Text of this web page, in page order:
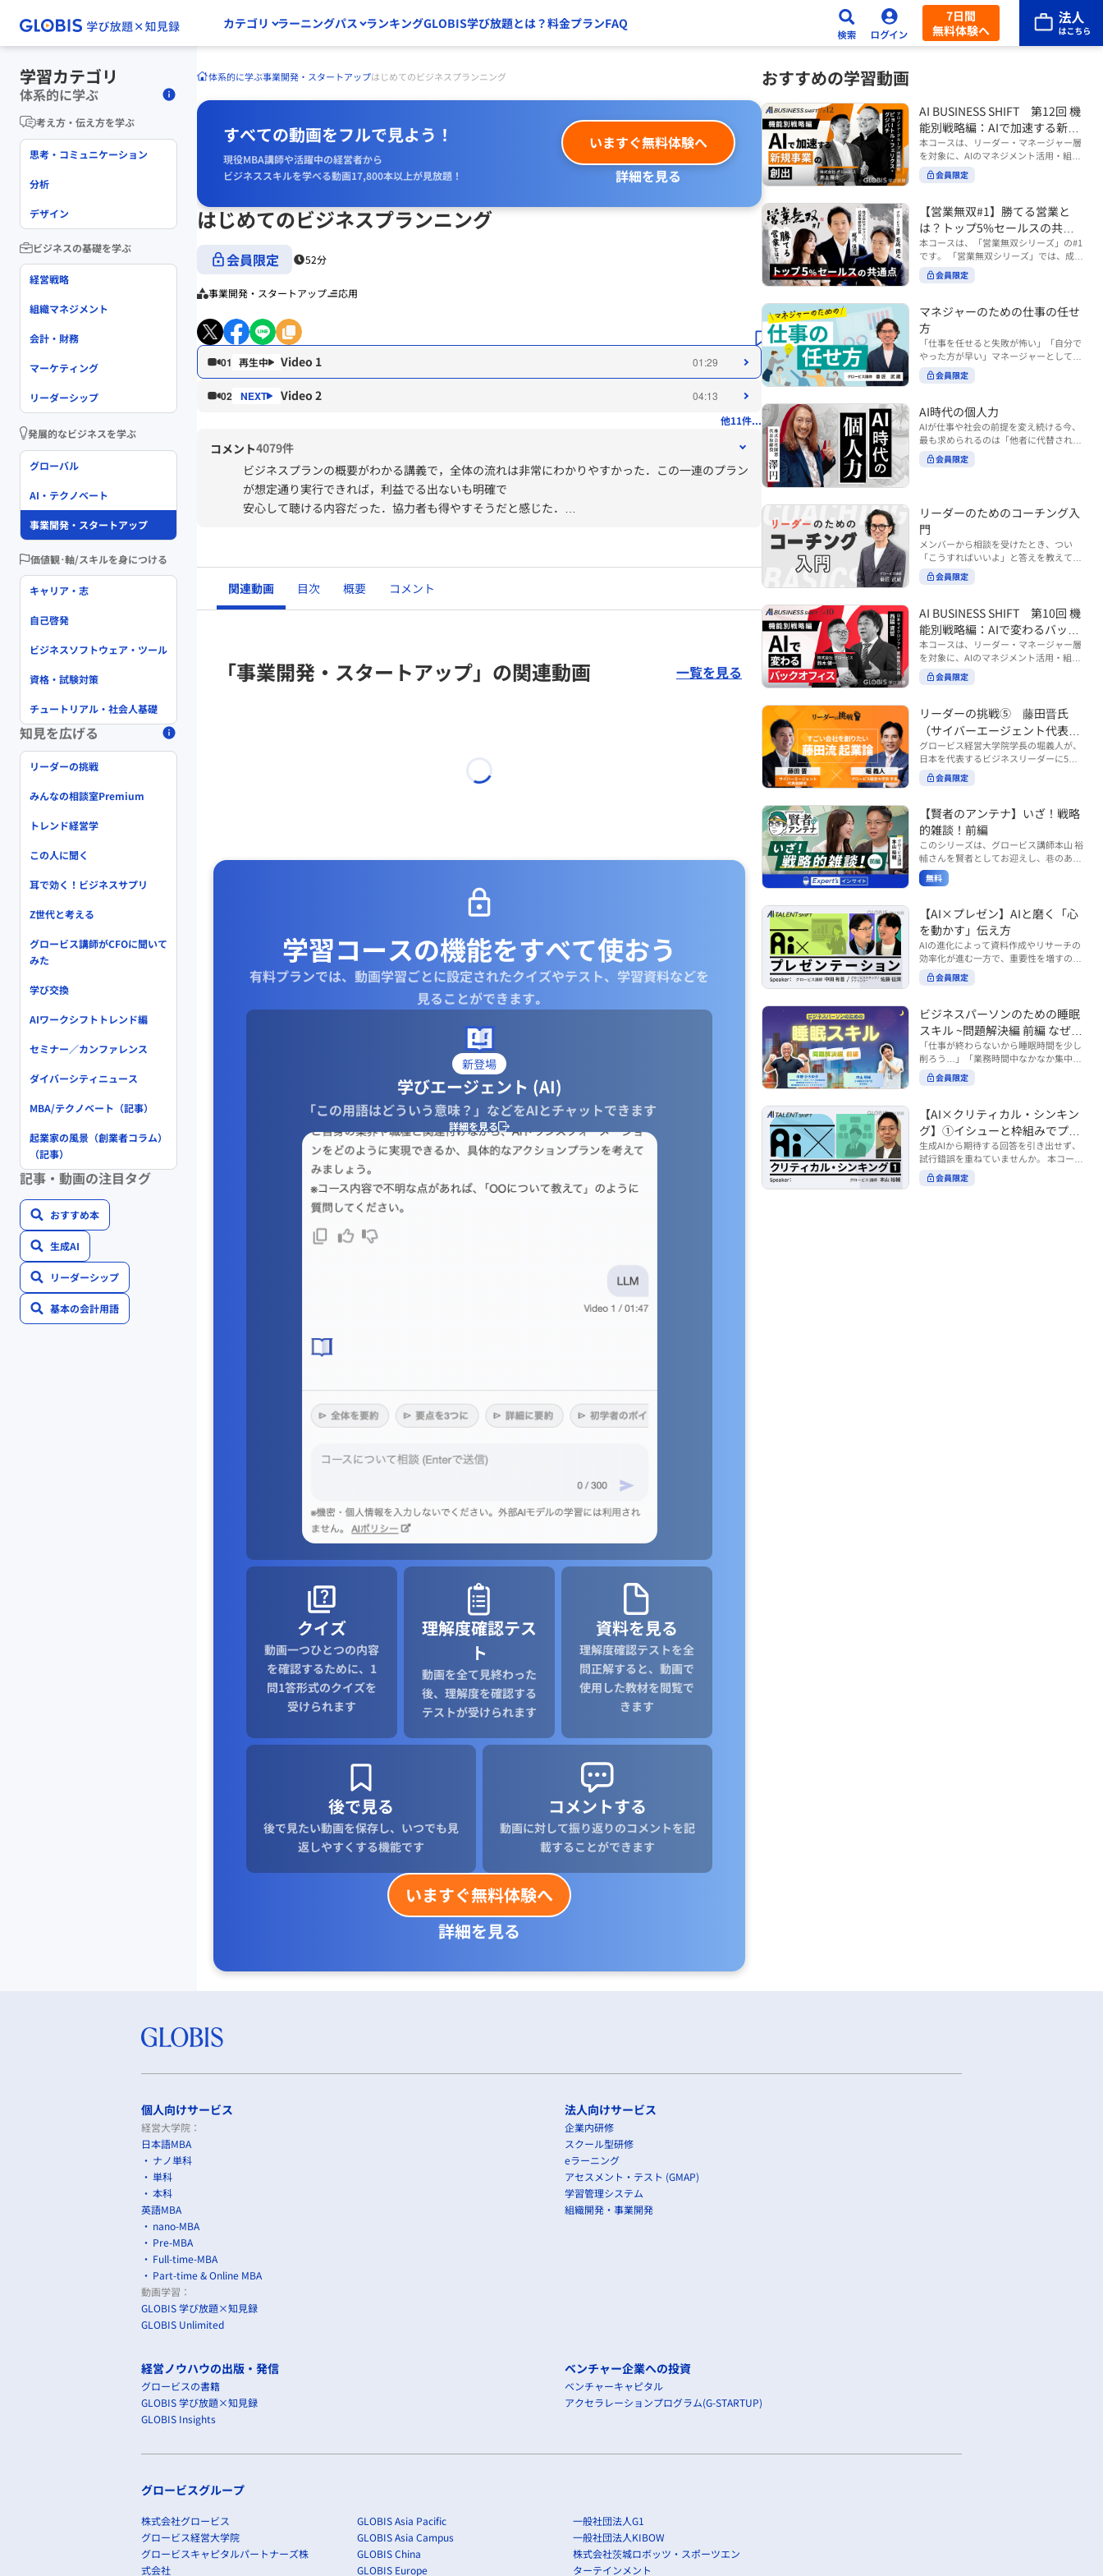
カテゴリ ラーニングパス ランキングGLOBIS学び放題とは？料金プランFAQ
7日間
無料体験へ
体系的に学ぶ事業開発・スタートアップはじめてのビジネスプランニング
すべての動画をフルで見よう！
現役MBA講師や活躍中の経営者から
ビジネススキルを学べる動画17,800本以上が見放題！
いますぐ無料体験へ
詳細を見る
はじめてのビジネスプランニング
会員限定 52分
事業開発・スタートアップ 応用
01 Video 1 01:29
02 Video 2
04:13
他11件...
コメント4079件
ビジネスプランの概要がわかる講義で，全体の流れは非常にわかりやすかった．この一連のプラン
が想定通り実行できれば，利益でる出ないも明確で
安心して聴ける内容だった．協力者も得やすそうだと感じた．
実際に行うのは非常に骨が折れそうだ．
以下メモ
・事業内容の精査
・営業ツールへの活用（何もなしで協力者に興味を持ってもらうのは無理，
◆ビジョン・
実現したい世の中
起業のあり方を具体的な言葉で
事業の全体像が明確になる．
ビジョン・どのような姿を目指すか
・道しるべ・事業展開の道しるべになる．
再構築の差異も，向かうべき方向
・ステークホルダーへの意思表示
新しい関係を築く場合にもよい
＜ビジョンの効用
具体的な言葉で表したもの
◆初めてのビジネスプランニング
誰，なに，どのように提供することで収益を得るのか
ターゲット市場
マーケッティング
何・提供価値と製品・サービス
抽象手になりそうなものを
具体的な物・事に落とし込む
良いビジネスモデル
①模倣が困難であること
希少資源・土地，権利，人材
鉱山，土地，電波，能力の人材
先行者利益
価値観・
教育制度
駅前とる．顧客の声をすぐに集める
③実際に収益を生むこと
事業特性を把握する・
その事業に共通して戦略を左右する要因
法規制・為替リスク文化的背景，技術革新
市場・顧客，業界環境（どのような経済性・競合を特定）
＞＞成功要因が見えてくる
スマホe-コマース今後拡大
売り手・買い手多いサイトが魅力
競合・業界
関連動画 目次 概要 コメント
「事業開発・スタートアップ」の関連動画 一覧を見る
学習コースの機能をすべて使おう
有料プランでは、動画学習ごとに設定されたクイズやテスト、学習資料などを
見ることができます｡
新登場
学びエージェント (AI)
「この用語はどういう意味？」などをAIとチャットできます
詳細を見る
クイズ
動画一つひとつの内容
を確認するために、1
問1答形式のクイズを
受けられます
理解度確認テス
ト
動画を全て見終わった
後、理解度を確認する
テストが受けられます
資料を見る
理解度確認テストを全
問正解すると、動画で
使用した教材を閲覧で
きます
後で見る
後で見たい動画を保存し、いつでも見
返しやすくする機能です
コメントする
動画に対して振り返りのコメントを記
載することができます
いますぐ無料体験へ
詳細を見る
おすすめの学習動画
AI BUSINESS SHIFT 第12回 機
能別戦略編：AIで加速する新規
事業の創出
本コースは、リーダー・マネージャー層
を対象に、AIのマネジメント活用・組織
活用を体系的に学ぶ 『AI BUSINESS SHI
FTシリーズ（全12回）』の第12回で
る新規事業の創出」では、新規事業やス
タートアップを取り巻く環境がどのよう
に変化しているのかを俯瞰し、新たな価
値創造と非連続な成長を生み出すため
に、AI時代における事業機会の捉え方
や、成功確率を高めるための考え方につ
携わるリーダー・マネージャーの方 ・AI
を活用して事業創出のスピードや成功確
率を高めたい方 ・AI時代における新規事
業リーダーの役割やマインドセットを学
びたい方 ■AIシフトシリーズとは？ 『AI
BUSINESS SHIFTシリーズ』は以下の3
す。（順次公開） https://unlimited.glo
bis.co.jp/ja/tags/AI%E3%83%93%E3%8
2%B8%E3%83%8D%E3%82%B9%E3%
82%B7%E3%83%95%E3%83%88 ・基
礎編（第1回〜3回）：リーダーやマネー
のリーダーシップや組織変革を中心に学
ぶコース ・機能別戦略編（第8回〜12
回）：AI時代における機能別での戦略の
あり方を中心に学ぶコース より実践的な
AIツールの活用法について学びたい方は
『AI WORK SHIFTシリーズ』をご視聴く
3%BC%E3%82%AF%E3%82%B7%E3%
83%95%E3%83%88 ※本コースは、AIの
マネジメント活用を学ぶ「AIビジネスシ
フト」シリーズの一環として提供してい
ます。 ※本動画は、制作時点の情報に基
づき作成したものです（2026年03月制
会員限定
【営業無双#1】勝てる営業と
は？トップ5%セールスの共通
点
本コースは、「営業無双シリーズ」の#1
です。 「営業無双シリーズ」では、成約
率アップに向けて、お客様に選ばれ続け
る無双の営業になるための実践的な考え
（#2以降は順次公開） 本コースでは、
「勝てる営業とは？トップ5%セールス
の共通点」をテーマに BtoBでお客様に
選ばれる営業の役割 トップ5％のセール
スに共通する行動や考え方 成果につなが
る実践的なポイント などを解説します。
◾️こんな方におすすめ 提案しても顧客に
が多い方 顧客の本当の課題や決裁者の判
断基準をつかみきれず、案件が前に進ま
ない方 再現性のある営業テクニックを身
につけたい方 ※本動画は、制作時点の情
報に基づき作成したものです（2026年7
会員限定
マネジャーのための仕事の任せ
方
「仕事を任せると失敗が怖い」「自分で
やった方が早い」マネージャーとしてメ
ンバーやチームの力を引き出しながら成
果を上げるには、どのように仕事を任せ
い時代において、マネージャーとして成
果を上げ続けるためには、メンバーの個
性や特性を理解し、それに合わせた効果
的な任せ方を身につけることが重要で
す。このコースでは、ソーシャルスタイ
し、自身のリーダーシップを発揮できる
ようになっていきます。 ※本動画は、制
作時点の情報に基づき作成したものです
（2024年12月制作）
会員限定
AI時代の個人力
AIが仕事や社会の前提を変え続ける今、
最も求められるのは「他者に代替されな
い個としての力」“個人力”です。 本コー
スでは、澤円氏の著書『個人力』をもと
ーマは、「Being（ありたい自分）」を
中心に据え、自ら考え（Think）、変化
し（Transform）、協働する（Collabor
ate）ことで、自分らしい価値を発揮し
ていくこと。 リスキリングやAI活用が叫
ばれる今こそ、スキルより先に“自分の
軸”を問うことが重要です。 あなたは何
か？ このコースは、あなたが“ありたい
自分”として生き、キャリアをデザイン
していくための思考と行動のガイドにな
ります。 ※本動画は、制作時点の情報に
基づき作成したものです（2025年11月
制作）
会員限定
リーダーのためのコーチング入
門
メンバーから相談を受けたとき、つい
「こうすればいいよ」と答えを教えてし
まう。 あるいは、「自分で考えてほし
い」と思うあまり、すべて任せきりにし
つつ、自律的に仕事を進めてもらうため
にはどうすればよいのか。 こうした悩み
に直面するリーダー・マネージャーの方
は多いのではないでしょうか。 変化が激
しく、正解のない現代においては、指示
や助言にとどまらず、メンバーの思考を
引き出し、自律的な行動を促す「コーチ
す。 本コースでは、基礎的なコーチング
の考え方を押さえたうえで、実際の職場
で起こりがちな事例をもとに、相手の思
考と行動を引き出す関わり方を学びま
す。 また、代表的なコーチングのフレー
ムワークである「GROWモデル」を取り
の主体性を引き出していくのかを、わか
りやすく解説します。 メンバーとの対話
を、成長を促す機会へと変えていく。そ
の第一歩としておすすめのコースです。
コース内で紹介している「傾聴力」を深
めたい方は、こちらも合わせてご覧くだ
さい。 ・傾聴力 ~リーダーのための聴く
is.co.jp/ja/courses/fe285262/learn/step
s/59808 ・傾聴力 ~リーダーのための聴
く技術~（実践編） https://unlimited.gl
obis.co.jp/ja/courses/01d24a39/learn/s
teps/59813 ※本動画は、制作時点の情
報に基づき作成したものです（2026年6
月制作）
会員限定
AI BUSINESS SHIFT 第10回 機
能別戦略編：AIで変わるバック
オフィス
本コースは、リーダー・マネージャー層
を対象に、AIのマネジメント活用・組織
活用を体系的に学ぶ 『AI BUSINESS SHI
FTシリーズ（全12回）』の第10回で
バックオフィス」では、人事・総務・労
務・経理・情報システムなどのバックオ
フィス領域において、定型業務の自動化
や効率化といった現場レベルのAI活用だ
けでなく、いかにして経営や戦略に貢献
する存在へと進化していくのかについて
考えを深め、学んでいきます。 ■こんな
理・情シスなど、バックオフィス部門を
率いるリーダー・マネージャーの方 ・バ
ックオフィス業務へのAI活用やDX推進を
担っている方 ・AI時代におけるバックオ
フィスの役割や戦略のあり方を考えたい
方 ■AIシフトシリーズとは？ 『AI BUSI
で設計された全12回のシリーズです。
（順次公開） https://unlimited.globis.c
o.jp/ja/tags/AI%E3%83%93%E3%82%B
8%E3%83%8D%E3%82%B9%E3%82%
B7%E3%83%95%E3%83%88 ・基礎編
（第1回〜3回）：リーダーやマネージャ
ーに求められる、AI時代の基礎的なリテ
ジメント編（第4回〜7回）：AI時代のリ
ーダーシップや組織変革を中心に学ぶコ
ース ・機能別戦略編（第8回〜12回）：
AI時代における機能別での戦略のあり方
を中心に学ぶコース より実践的なAIツー
ルの活用法について学びたい方は『AI W
earch?tag=AI%E3%83%AF%E3%83%B
C%E3%82%AF%E3%82%B7%E3%83%
95%E3%83%88 ※本コースは、AIのマネ
ジメント活用を学ぶ「AIビジネスシフ
ト」シリーズの一環として提供していま
す。 ※本動画は、制作時点の情報に基づ
会員限定
リーダーの挑戦⑤ 藤田晋氏
（サイバーエージェント代表取
締役）
グロービス経営大学院学長の堀義人が、
日本を代表するビジネスリーダーに5つ
の質問（能力開発／挑戦／試練／仲間／
志）を投げかけ、その人生哲学を解き明
ーエージェント代表取締役の藤田晋氏。
起業の理由、経営をどうやって学んだ
か、アメーバブログ・ABEMAの立ち上
げ、経営チームづくりについてなど聞い
ていきます。（肩書きは2020年12月11
日撮影当時のもの） 藤田 晋 サイバー
ス・キャピタル・パートナーズ 代表パ
ートナー
会員限定
【賢者のアンテナ】いざ！戦略
的雑談！前編
このシリーズは、グロービス講師本山 裕
輔さんを賢者としてお迎えし、巷のあり
とあらゆるものを独自の視点で紐解き、
皆様の学びの意欲を刺激するコンテンツ
期配信されます。 取り上げて欲しいご質
問やテーマ、感想を随時受け付けていま
す。 グーグルフォーム（https://forms.g
le/qqoBYuRUmUYz4scC6） または グ
ロ放題編集部員のX（https://x.com/mai
rakobayashi） まで、ぜひご要望をお
6月制作）
無料
【AI×プレゼン】AIと磨く「心
を動かす」伝え方
AIの進化によって資料作成やリサーチの
効率化が進む一方で、重要性を増すのが
「伝える力」です。本コースでは、AI時
代のプレゼンに求められるデリバリース
を客観的に評価し、改善できるAI活用法
も紹介。大事な場面で「心を動かす」プ
レゼンをしたい方におすすめです。関連
コース「プレゼンテーションスキル」も
併せてご覧ください。 ▼プレゼン動画分
析プロンプト（辛口） https://hodai.glo
bis.co.jp/learning_documents/6f976cd
ル https://unlimited.globis.co.jp/ja/co
urses/598f3254/ ※本コースは、AI時代
のビジネススキルを学ぶ「AIタレントシ
フト」シリーズの一環として提供してい
ます。 https://unlimited.globis.co.jp/j
a/tags/AI%E3%82%BF%E3%83%AC%E
会員限定
ビジネスパーソンのための睡眠
スキル ~問題解決編 前編 なぜ眠
れないのか？~
「仕事が終わらないから睡眠時間を少し
削ろう…」「業務時間中なかなか集中で
きない…」「毎日朝起きるのがつら
い…」。 あなたはこのような経験をした
トの時間をやりくりするために、真っ先
に削りがちなのが「睡眠」時間。 実は
今、日本社会は世界と比較して「最も眠
らない国」だということもわかってきて
います。 慢性的な睡眠不足は、心身の健
康に悪影響なだけでなく、仕事のパフォ
ーマンスにも当然大きな影響を与え、社
会員限定
【AI×クリティカル・シンキン
グ】①イシューと枠組みでプロ
ンプトを磨く
生成AIから期待する回答を引き出せず、
試行錯誤を重ねていませんか。 本コース
では、生成AI活用の質を高める鍵とし
て、クリティカル・シンキングの視点か
会員限定
学習カテゴリ
体系的に学ぶ
考え方・伝え方を学ぶ
思考・コミュニケーション
分析
デザイン
ビジネスの基礎を学ぶ
経営戦略
組織マネジメント
会計・財務
マーケティング
リーダーシップ
発展的なビジネスを学ぶ
グローバル
AI・テクノベート
事業開発・スタートアップ
価値観･軸/スキルを身につける
キャリア・志
自己啓発
ビジネスソフトウェア・ツール
資格・試験対策
チュートリアル・社会人基礎
知見を広げる
リーダーの挑戦
みんなの相談室Premium
トレンド経営学
この人に聞く
耳で効く！ビジネスサプリ
Z世代と考える
グロービス講師がCFOに聞いて
みた
学び交換
AIワークシフトトレンド編
セミナー／カンファレンス
ダイバーシティニュース
MBA/テクノベート（記事）
起業家の風景（創業者コラム）
（記事）
記事・動画の注目タグ
おすすめ本
生成AI
リーダーシップ
基本の会計用語
個人向けサービス
経営大学院：
日本語MBA
ナノ単科
単科
本科
英語MBA
nano-MBA
Pre-MBA
Full-time-MBA
Part-time & Online MBA
動画学習：
GLOBIS 学び放題×知見録
GLOBIS Unlimited
法人向けサービス
企業内研修
スクール型研修
eラーニング
アセスメント・テスト (GMAP)
学習管理システム
組織開発・事業開発
経営ノウハウの出版・発信
グロービスの書籍
GLOBIS 学び放題×知見録
GLOBIS Insights
ベンチャー企業への投資
ベンチャーキャピタル
アクセラレーションプログラム(G-STARTUP)
グロービスグループ
株式会社グロービス
グロービス経営大学院
グロービスキャピタルパートナーズ株
式会社
GLOBIS Asia Pacific
GLOBIS Asia Campus
GLOBIS China
GLOBIS Europe
一般社団法人G1
一般社団法人KIBOW
株式会社茨城ロボッツ・スポーツエン
ターテインメント